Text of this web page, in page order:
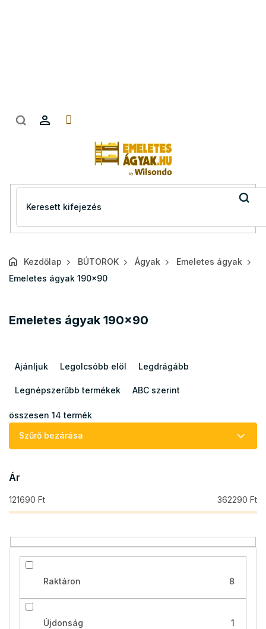
Kezdőlap BÚTOROK Ágyak
Emeletes ágyak
Emeletes ágyak 190x90
Emeletes ágyak 190x90
e
m
k
e
n
d
e
é
s
Ajánljuk Legolcsóbb elöl Legdrágább
Legnépszerűbb termékek ABC szerint
összesen 14 termék
Szűrő bezárása
Ár
121690 Ft 362290 Ft
Raktáron 8
Újdonság 1